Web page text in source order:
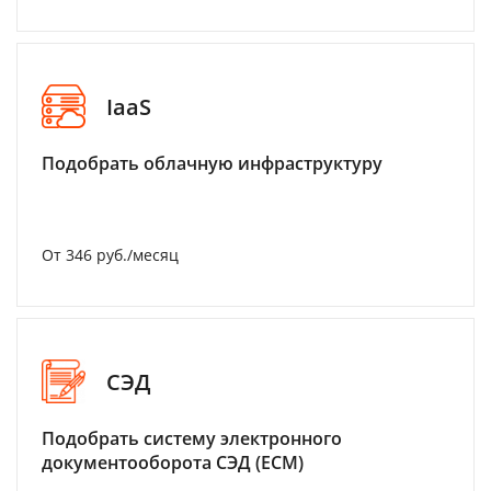
IaaS
Подобрать облачную инфраструктуру
От 346 руб./месяц
СЭД
Подобрать систему электронного
документооборота СЭД (ECM)